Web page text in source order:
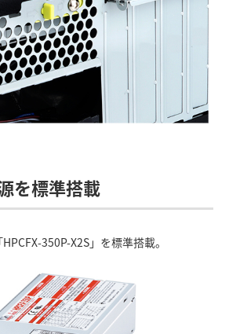
を標準搭載
350P-X2S」を標準搭載。